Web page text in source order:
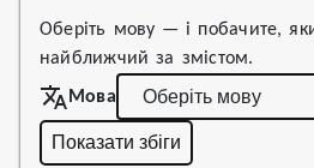
Оберіть мову — і побачите,
найближчий за змістом.
Мова
Показати збіги